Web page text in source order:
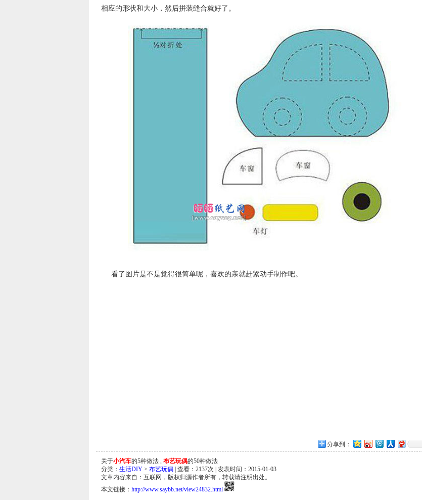
相应的形状和大小，然后拼装缝合就好了。
看了图片是不是觉得很简单呢，喜欢的亲就赶紧动手制作吧。
分享到：
关于小汽车的5种做法 , 布艺玩偶的50种做法
分类： 生活DIY> 布艺玩偶| 查看： 2137次 | 发表时间：2015-01-03
文章内容来自：互联网，版权归源作者所有，转载请注明出处。
本文链接： http://www.saybb.net/view24832.html